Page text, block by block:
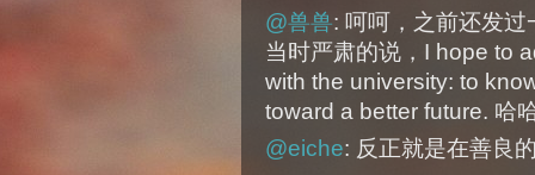
@兽兽: 呵呵，之前还发
当时严肃的说，I hope to
with the university: to
toward a better future. 哈
@eiche: 反正就是在善良